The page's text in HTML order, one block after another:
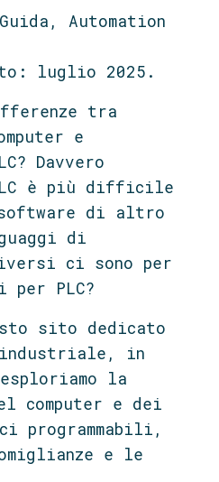
Automation
luglio 2025.
tra
e
Davvero
PLC è più difficile
software di altro
di
ci sono per
per PLC?
sito dedicato
industriale, in
la
computer e dei
programmabili,
e le